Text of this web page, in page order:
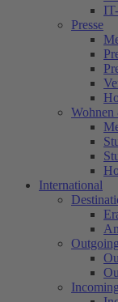
Presse
Wohnen
International